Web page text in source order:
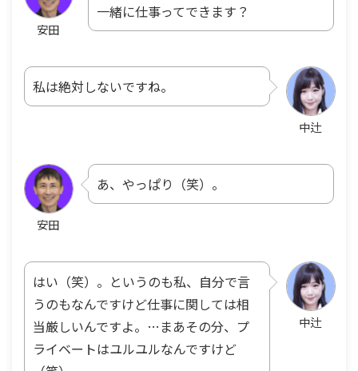
安田
一緒に仕事ってできます？
中辻
私は絶対しないですね。
安田
あ、やっぱり（笑）。
中辻
はい（笑）。というのも私、自分で言
うのもなんですけど仕事に関しては相
当厳しいんですよ。…まあその分、プ
ライベートはユルユルなんですけど